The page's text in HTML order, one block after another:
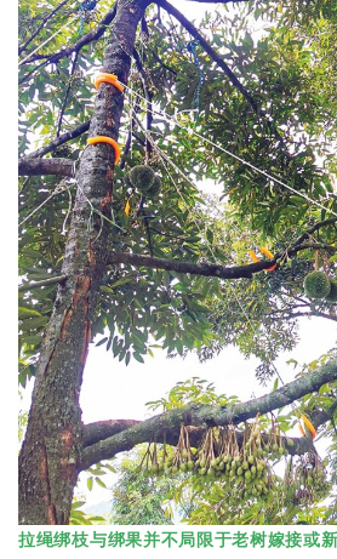
拉绳绑枝与绑果并不局限于老树嫁接或